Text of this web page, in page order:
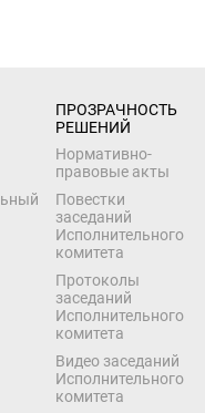
ПРОЗРАЧНОСТЬ
РЕШЕНИЙ
Нормативно-
правовые акты
Повестки
заседаний
Исполнительного
комитета
Протоколы
заседаний
Исполнительного
комитета
Видео заседаний
Исполнительного
комитета